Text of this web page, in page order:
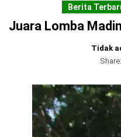
Berita
Juara Lomba
Tidak
Share: